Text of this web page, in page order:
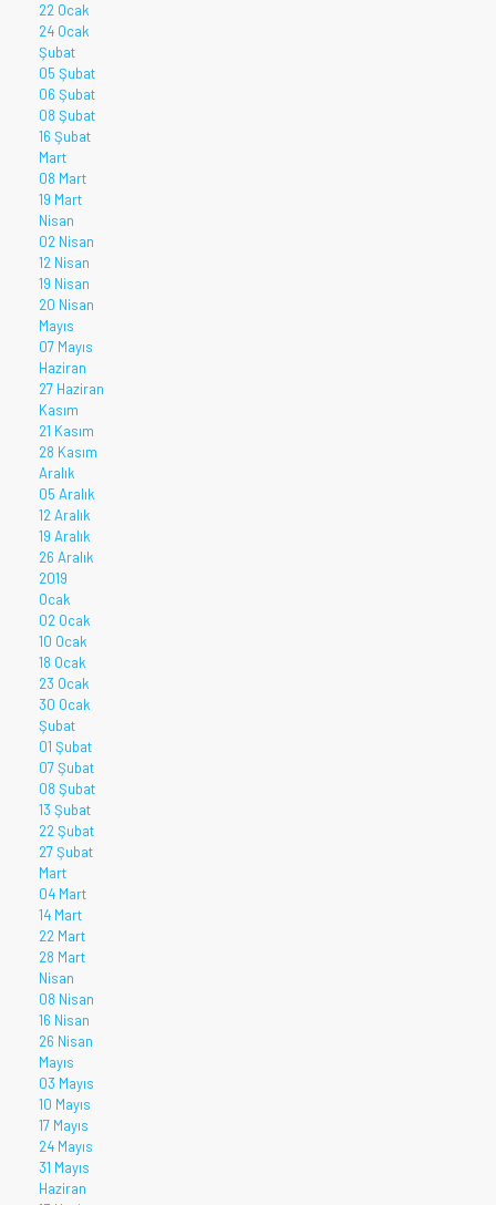
22 Ocak
24 Ocak
Şubat
05 Şubat
06 Şubat
08 Şubat
16 Şubat
Mart
08 Mart
19 Mart
Nisan
02 Nisan
12 Nisan
19 Nisan
20 Nisan
Mayıs
07 Mayıs
Haziran
27 Haziran
Kasım
21 Kasım
28 Kasım
Aralık
05 Aralık
12 Aralık
19 Aralık
26 Aralık
2019
Ocak
02 Ocak
10 Ocak
18 Ocak
23 Ocak
30 Ocak
Şubat
01 Şubat
07 Şubat
08 Şubat
13 Şubat
22 Şubat
27 Şubat
Mart
04 Mart
14 Mart
22 Mart
28 Mart
Nisan
08 Nisan
16 Nisan
26 Nisan
Mayıs
03 Mayıs
10 Mayıs
17 Mayıs
24 Mayıs
31 Mayıs
Haziran